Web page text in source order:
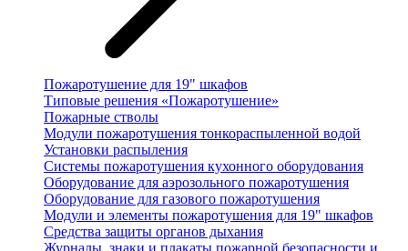
Пожаротушение для 19" шкафов
Типовые решения «Пожаротушение»
Пожарные стволы
Модули пожаротушения тонкораспыленной водой
Установки распыления
Системы пожаротушения кухонного оборудования
Оборудование для аэрозольного пожаротушения
Оборудование для газового пожаротушения
Модули и элементы пожаротушения для 19" шкафов
Средства защиты органов дыхания
Журналы, знаки и плакаты пожарной безопасности и